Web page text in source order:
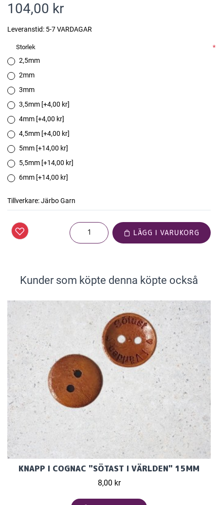
104,00 kr
Leveranstid: 5-7 VARDAGAR
Storlek
*
2,5mm
2mm
3mm
3,5mm [+4,00 kr]
4mm [+4,00 kr]
4,5mm [+4,00 kr]
5mm [+14,00 kr]
5,5mm [+14,00 kr]
6mm [+14,00 kr]
Tillverkare:Järbo Garn
LÄGG I VARUKORG
Kunder som köpte denna köpte också
KNAPP I COGNAC "SÖTAST I VÄRLDEN" 15MM
8,00 kr